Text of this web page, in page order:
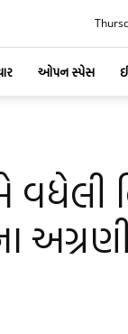
ઓપન સ્પેસ
વધેલી